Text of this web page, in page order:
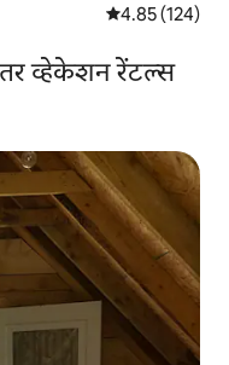
5 पैकी 4.85
4.85 (124)
व्हेकेशन रेंटल्स